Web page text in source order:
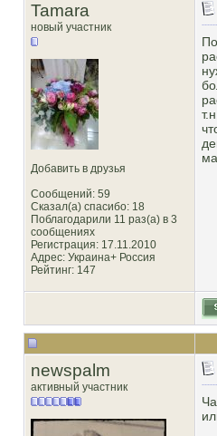
Tamara
новый участник
Добавить в друзья
Сообщений: 59
Сказал(а) спасибо: 18
Поблагодарили 11 раз(а) в 3
сообщениях
Регистрация: 17.11.2010
Адрес: Украина+ Россия
Рейтинг: 147
newspalm
активный участник